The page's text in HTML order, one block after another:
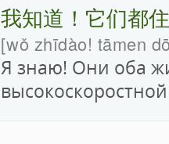
我知道！它们都
wǒ zhīdào! tāmen
Я знаю! Они оба